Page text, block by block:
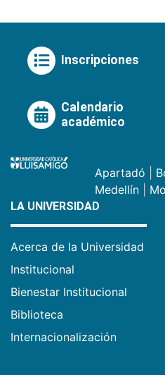
Inscripciones
Calendario
académico
Apartadó
Medellín
LA UNIVERSIDAD
Acerca de la Universidad
Institucional
Bienestar Institucional
Biblioteca
Internacionalización